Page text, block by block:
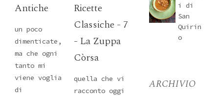
Antiche
un poco
dimenticate,
ma che ogni
tanto mi
viene voglia
di
Ricette
Classiche - 7
- La Zuppa
Còrsa
quella che vi
racconto oggi
i di
San
Quirin
o
ARCHIVIO